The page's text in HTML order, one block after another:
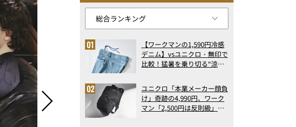
【ワークマンの1,590円冷感
デニム】vsユニクロ・無印で
比較！猛暑を乗り切る“涼感
で決定版
ユニクロ「本業メーカー顔負
け」奇跡の4,990円、ワーク
マン「2,500円は反則級」凄